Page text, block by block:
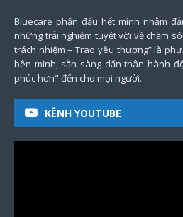
Bluecare phấn đấu hết mình nhằm
những trải nghiệm tuyệt vời về chăm
trách nhiệm – Trao yêu thương” là
bên mình, sẵn sàng dấn thân hành
phúc hơn" đến cho mọi người.
KÊNH YOUTUBE